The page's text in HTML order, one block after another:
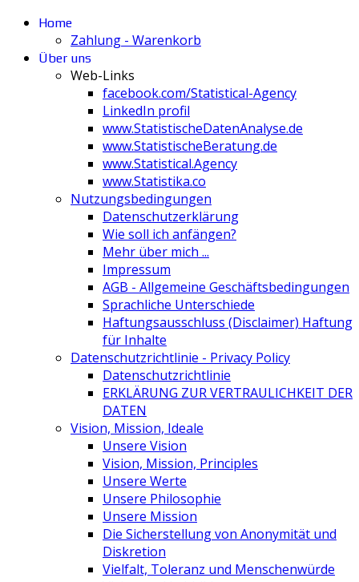
Home
Zahlung - Warenkorb
Über uns
Web-Links
facebook.com/Statistical-Agency
LinkedIn profil
www.StatistischeDatenAnalyse.de
www.StatistischeBeratung.de
www.Statistical.Agency
www.Statistika.co
Nutzungsbedingungen
Datenschutzerklärung
Wie soll ich anfängen?
Mehr über mich ...
Impressum
AGB - Allgemeine Geschäftsbedingungen
Sprachliche Unterschiede
Haftungsausschluss (Disclaimer) Haftung
für Inhalte
Datenschutzrichtlinie - Privacy Policy
Datenschutzrichtlinie
ERKLÄRUNG ZUR VERTRAULICHKEIT DER
DATEN
Vision, Mission, Ideale
Unsere Vision
Vision, Mission, Principles
Unsere Werte
Unsere Philosophie
Unsere Mission
Die Sicherstellung von Anonymität und
Diskretion
Vielfalt, Toleranz und Menschenwürde